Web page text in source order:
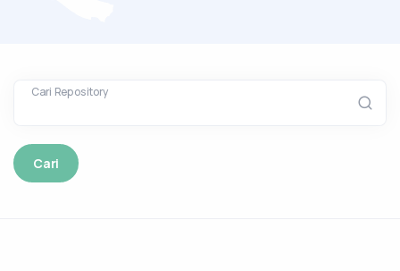
Cari Repository